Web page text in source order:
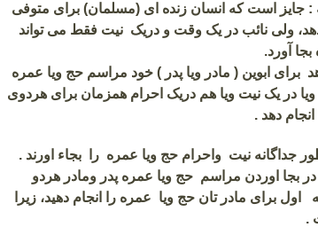
: جایز است که انسان زنده ای (مسلمان) برای متوفی
ولی نائب در یک وقت و دریک نیت فقط می تواند
آورد.
برای ابوین ( مادر ویا پدر ) خود مراسم حج ویا عمره
ویا در یک نیت ویا هم دریک احرام همزمان برای هردوی
دهد .
جداگانه نیت واحرام حج ویا عمره را بجاء اورند .
در بجا اوردن مراسم حج ویا عمره پدر ومادر هردو
برای مادر تان حج ویا عمره را انجام دهید، زیرا
.